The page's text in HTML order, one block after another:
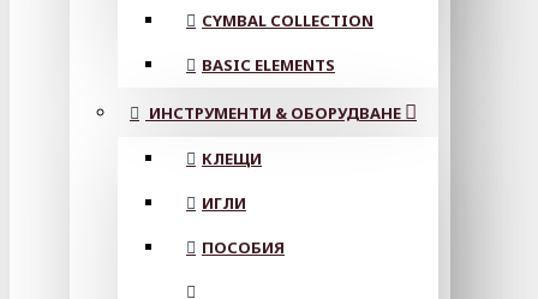
CYMBAL COLLECTION
BASIC ELEMENTS
ИНСТРУМЕНТИ & ОБОРУДВАНЕ
КЛЕЩИ
ИГЛИ
ПОСОБИЯ